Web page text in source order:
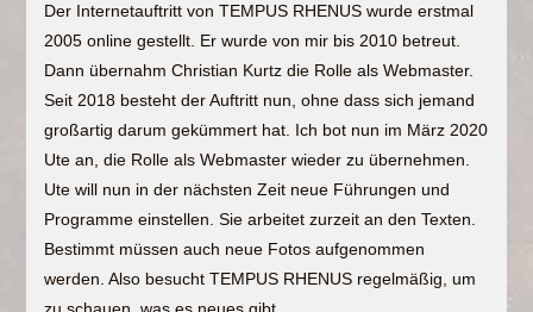
Der Internetauftritt von TEMPUS RHENUS wurde erstmal
2005 online gestellt. Er wurde von mir bis 2010 betreut.
Dann übernahm Christian Kurtz die Rolle als Webmaster.
Seit 2018 besteht der Auftritt nun, ohne dass sich jemand
großartig darum gekümmert hat. Ich bot nun im März 2020
Ute an, die Rolle als Webmaster wieder zu übernehmen.
Ute will nun in der nächsten Zeit neue Führungen und
Programme einstellen. Sie arbeitet zurzeit an den Texten.
Bestimmt müssen auch neue Fotos aufgenommen
werden. Also besucht TEMPUS RHENUS regelmäßig, um